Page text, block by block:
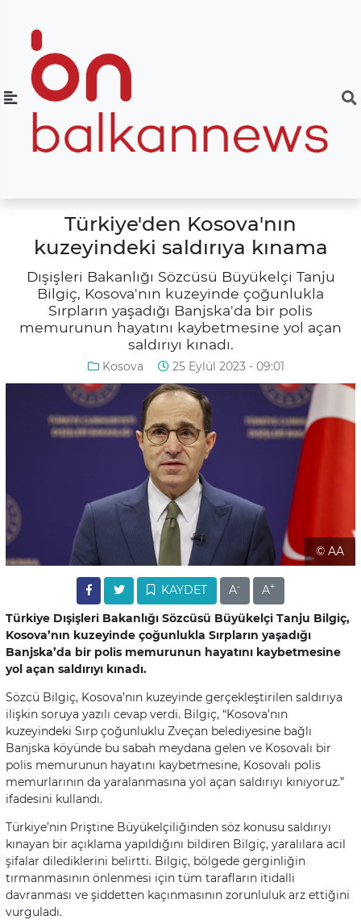
Türkiye'den Kosova'nın
kuzeyindeki saldırıya kınama
Dışişleri Bakanlığı Sözcüsü Büyükelçi Tanju
Bilgiç, Kosova'nın kuzeyinde çoğunlukla
Sırpların yaşadığı Banjska'da bir polis
memurunun hayatını kaybetmesine yol açan
saldırıyı kınadı.
Kosova 25 Eylül 2023 - 09:01
© AA
KAYDET A- A+
Türkiye Dışişleri Bakanlığı Sözcüsü Büyükelçi Tanju Bilgiç,
Kosova’nın kuzeyinde çoğunlukla Sırpların yaşadığı
Banjska’da bir polis memurunun hayatını kaybetmesine
yol açan saldırıyı kınadı.
Sözcü Bilgiç, Kosova’nın kuzeyinde gerçekleştirilen saldırıya
ilişkin soruya yazılı cevap verdi. Bilgiç, “Kosova’nın
kuzeyindeki Sırp çoğunluklu Zveçan belediyesine bağlı
Banjska köyünde bu sabah meydana gelen ve Kosovalı bir
polis memurunun hayatını kaybetmesine, Kosovalı polis
memurlarının da yaralanmasına yol açan saldırıyı kınıyoruz.”
ifadesini kullandı.
Türkiye’nin Priştine Büyükelçiliğinden söz konusu saldırıyı
kınayan bir açıklama yapıldığını bildiren Bilgiç, yaralılara acil
şifalar dilediklerini belirtti. Bilgiç, bölgede gerginliğin
tırmanmasının önlenmesi için tüm tarafların itidalli
davranması ve şiddetten kaçınmasının zorunluluk arz ettiğini
vurguladı.